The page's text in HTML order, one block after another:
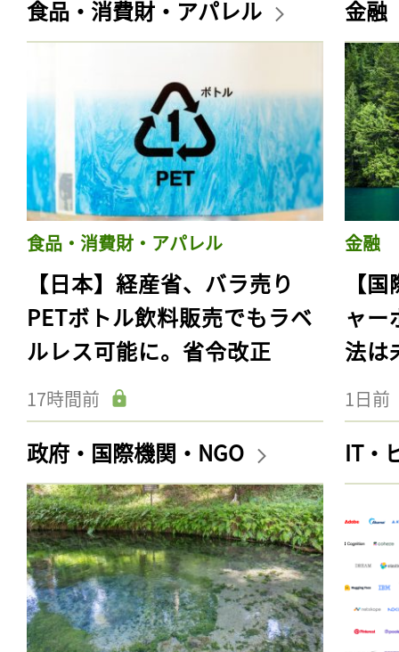
食品・消費財・アパレル
食品・消費財・アパレル
【日本】経産省、バラ売り
PETボトル飲料販売でもラベ
ルレス可能に。省令改正
17時間前
金融
金融
【
ャー
法は
1日前
政府・国際機関・NGO IT・